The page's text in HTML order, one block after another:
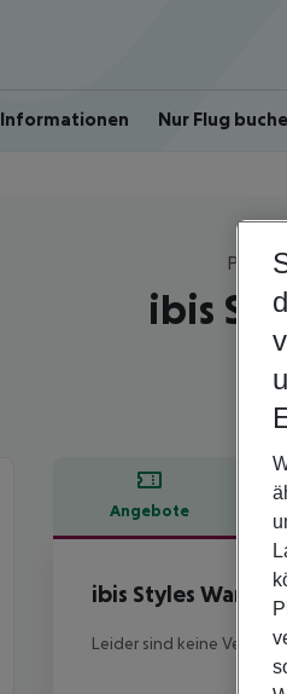
Informationen Nur Flug
Polen
ibis
Angebote
ibis Styles
Leider sind keine